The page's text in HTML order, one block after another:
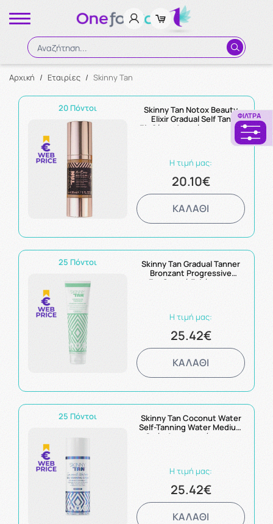
Αναζήτηση...
Αναζήτηση
Αρχική / Εταιρίες / Skinny Tan
ΦΊΛΤΡΑ
20 Πόντοι
Skinny Tan Notox Beauty
Elixir Gradual Self Tan
Ελιξήριο Αντιγήρανσης και
Αυτομαυρίσματος 30ml
Η τιμή μας:
20.10€
ΚΑΛΑΘΙ
25 Πόντοι
Skinny Tan Gradual Tanner
Bronzant Progressive
Ενυδατικό Γαλάκτωμα
Η τιμή μας:
25.42€
ΚΑΛΑΘΙ
25 Πόντοι
Skinny Tan Coconut Water
Self-Tanning Water Medium
Ορός Αυτομαυρίσματος
Η τιμή μας:
25.42€
ΚΑΛΑΘΙ